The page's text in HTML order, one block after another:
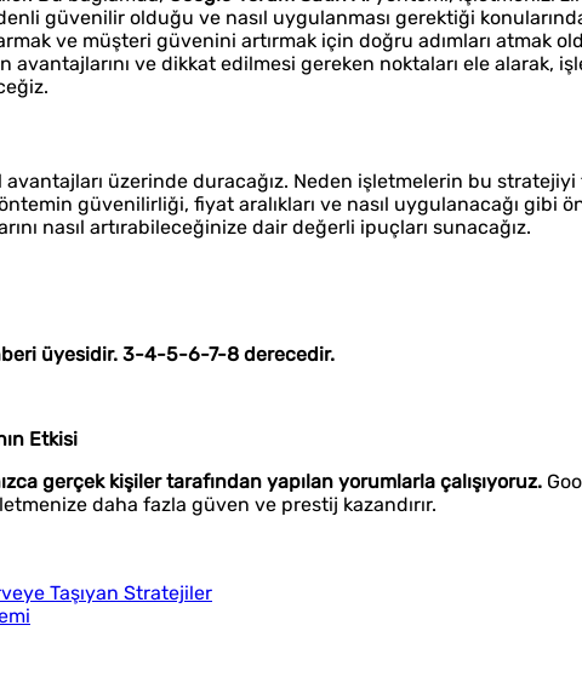
güvenilir olduğu ve nasıl uygulanması gerektiği
ve müşteri güvenini artırmak için doğru adımları atmak
avantajlarını ve dikkat edilmesi gereken noktaları ele alarak,
üzerinde duracağız. Neden işletmelerin bu
güvenilirliği, fiyat aralıkları ve nasıl uygulanacağı gibi
nasıl artırabileceğinize dair değerli ipuçları sunacağız.
üyesidir. 3-4-5-6-7-8 derecedir.
Etkisi
gerçek kişiler tarafından yapılan yorumlarla çalışıyoruz.
daha fazla güven ve prestij kazandırır.
Taşıyan Stratejiler